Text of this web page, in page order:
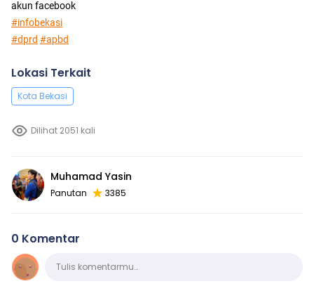
akun facebook
#infobekasi
#dprd #apbd
Lokasi Terkait
Kota Bekasi
Dilihat 2051 kali
Muhamad Yasin
Panutan 3385
0 Komentar
KomentarTulis komentarmu…